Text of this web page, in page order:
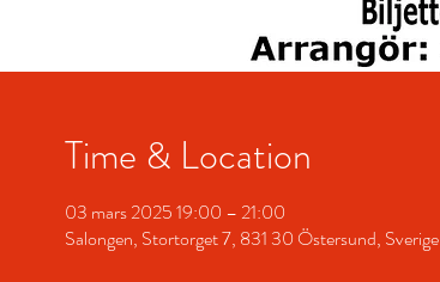
Time & Location
03 mars 2025 19:00 – 21:00
Salongen, Stortorget 7, 831 30 Östersund, Sverige